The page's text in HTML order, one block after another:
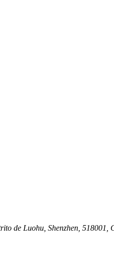
de Luohu, Shenzhen, 518001,